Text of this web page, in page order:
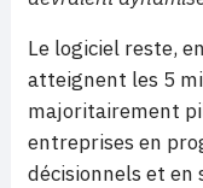
Le logiciel reste,
atteignent les 5
majoritairement
entreprises en
décisionnels et en